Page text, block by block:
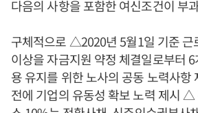
다음의 사항을 포함한 여신조건이 부
구체적으로 △2020년 5월1일 기준 근
이상을 자금지원 약정 체결일로부터
용 유지를 위한 노사의 공동 노력사
전에 기업의 유동성 확보 노력 제시 △